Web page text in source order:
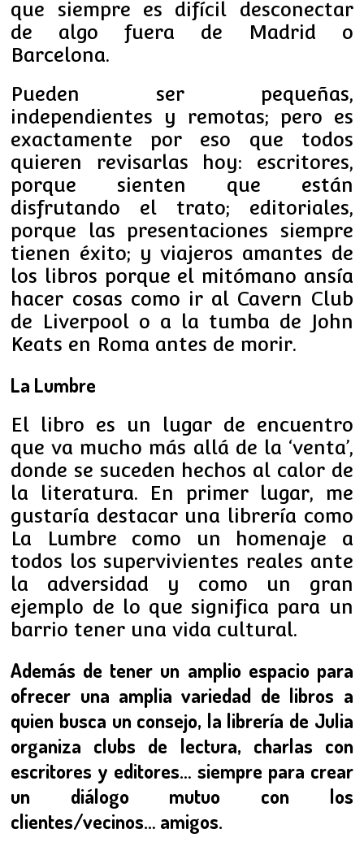
que siempre es difícil desconectar
de algo fuera de Madrid o
Barcelona.
Pueden ser pequeñas,
independientes y remotas; pero es
exactamente por eso que todos
quieren revisarlas hoy: escritores,
porque sienten que están
disfrutando el trato; editoriales,
porque las presentaciones siempre
tienen éxito; y viajeros amantes de
los libros porque el mitómano ansía
hacer cosas como ir al Cavern Club
de Liverpool o a la tumba de John
Keats en Roma antes de morir.
La Lumbre
El libro es un lugar de encuentro
que va mucho más allá de la ‘venta’,
donde se suceden hechos al calor de
la literatura. En primer lugar, me
gustaría destacar una librería como
La Lumbre como un homenaje a
todos los supervivientes reales ante
la adversidad y como un gran
ejemplo de lo que significa para un
barrio tener una vida cultural.
Además de tener un amplio espacio para
ofrecer una amplia variedad de libros a
quien busca un consejo, la librería de Julia
organiza clubs de lectura, charlas con
escritores y editores… siempre para crear
un diálogo mutuo con los
clientes/vecinos… amigos.